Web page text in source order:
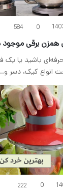
0
584
باشید یا یک
انواع کیک، دسر
0
222